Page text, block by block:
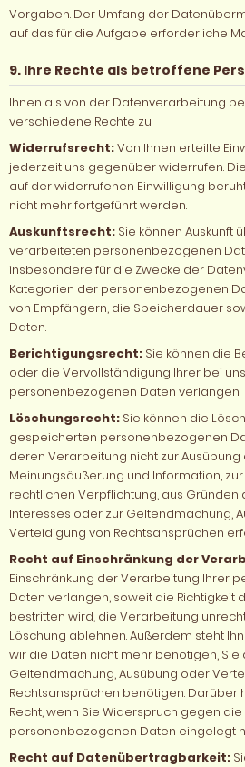
Vorgaben. Der Umfang der
auf das für die Aufgabe erforderliche
9. Ihre Rechte als betroffene
Ihnen als von der Datenverarbeitung
verschiedene Rechte zu:
Widerrufsrecht:Von Ihnen erteilte
jederzeit uns gegenüber widerrufen.
auf der widerrufenen Einwilligung
nicht mehr fortgeführt werden.
Auskunftsrecht: Sie können Auskunft
verarbeiteten personenbezogenen
insbesondere für die Zwecke der
Kategorien der personenbezogenen
von Empfängern, die Speicherdauer
Daten.
Berichtigungsrecht: Sie können die
oder die Vervollständigung Ihrer bei
personenbezogenen Daten verlangen.
Löschungsrecht: Sie können die
gespeicherten personenbezogenen
deren Verarbeitung nicht zur Ausübung
Meinungsäußerung und Information,
rechtlichen Verpflichtung, aus Gründen
Interesses oder zur Geltendmachung,
Verteidigung von Rechtsansprüchen
Recht auf Einschränkung der
Einschränkung der Verarbeitung Ihrer
Daten verlangen, soweit die Richtigkeit
bestritten wird, die Verarbeitung
Löschung ablehnen. Außerdem steht
wir die Daten nicht mehr benötigen,
Geltendmachung, Ausübung oder
Rechtsansprüchen benötigen. Darüber
Recht, wenn Sie Widerspruch gegen
personenbezogenen Daten eingelegt
Recht auf Datenübertragbarkeit: